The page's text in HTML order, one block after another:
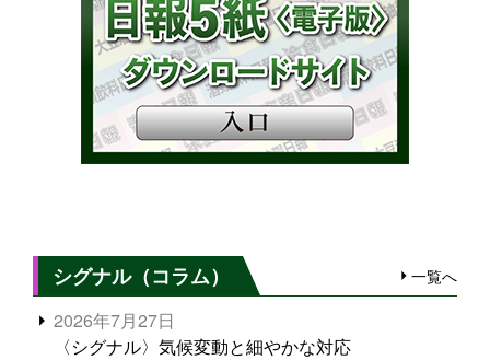
シグナル（コラム） 一覧へ
2026年7月27日
〈シグナル〉気候変動と細やかな対応